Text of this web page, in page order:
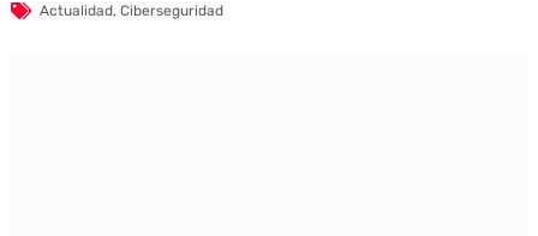
Actualidad, Ciberseguridad